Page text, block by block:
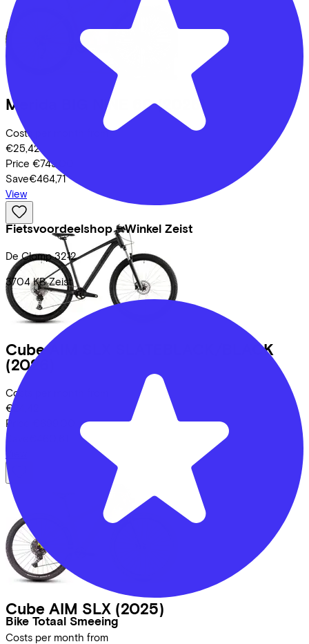
Fietsvoordeelshop - Winkel Zeist
De Clomp 3212
3704 KB Zeist
Bike Totaal Smeeing
Merida BIG NINE 60 (2026)
Costs per month from
€25,42
Price €749,00
Save€464,71
View
Cube AIM SLX SLATEBLACK/BLACK
(2026)
Costs per month from
€24,42
Price
Save
View
Cube AIM SLX (2025)
Costs per month from